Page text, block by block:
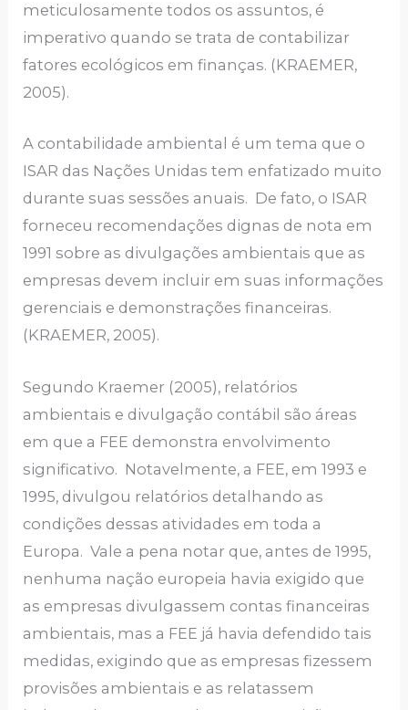
meticulosamente todos os assuntos, é
imperativo quando se trata de contabilizar
fatores ecológicos em finanças. (KRAEMER,
2005).
A contabilidade ambiental é um tema que o
ISAR das Nações Unidas tem enfatizado muito
durante suas sessões anuais. De fato, o ISAR
forneceu recomendações dignas de nota em
1991 sobre as divulgações ambientais que as
empresas devem incluir em suas informações
gerenciais e demonstrações financeiras.
(KRAEMER, 2005).
Segundo Kraemer (2005), relatórios
ambientais e divulgação contábil são áreas
em que a FEE demonstra envolvimento
significativo. Notavelmente, a FEE, em 1993 e
1995, divulgou relatórios detalhando as
condições dessas atividades em toda a
Europa. Vale a pena notar que, antes de 1995,
nenhuma nação europeia havia exigido que
as empresas divulgassem contas financeiras
ambientais, mas a FEE já havia defendido tais
medidas, exigindo que as empresas fizessem
provisões ambientais e as relatassem